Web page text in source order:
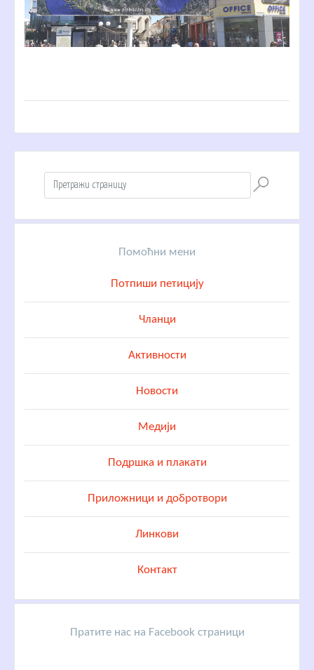
Помоћни мени
Потпиши петицију
Чланци
Активности
Новости
Медији
Подршка и плакати
Приложници и добротвори
Линкови
Контакт
Пратите нас на Facebook страници